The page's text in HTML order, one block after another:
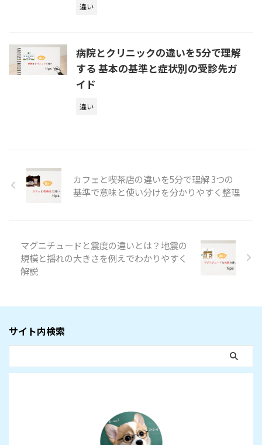
違い
病院とクリニックの違いを5分で理解
する 基本の基準と症状別の受診先ガ
イド
違い
カフェと喫茶店の違いを5分で理解 3つの
基準で意味と使い分けを分かりやすく整理
マグニチュードと震度の違いとは？地震の
規模と揺れの大きさを例えでわかりやすく
解説
サイト内検索